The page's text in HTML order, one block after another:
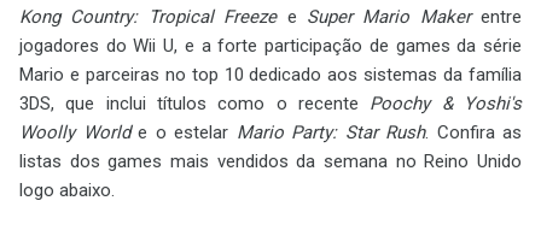
Kong Country: Tropical Freezee Super Mario Makerentre
jogadores do Wii U, e a forte participação de games da série
Mario e parceiras no top 10 dedicado aos sistemas da família
3DS, que inclui títulos como o recente Poochy & Yoshi's
Woolly Worlde o estelar Mario Party: Star Rush. Confira as
listas dos games mais vendidos da semana no Reino Unido
logo abaixo.